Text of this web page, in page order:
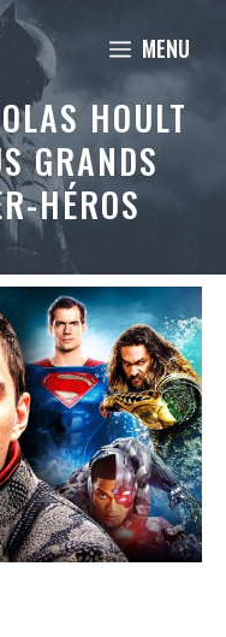
MENU
HOULT
GRANDS
HÉROS